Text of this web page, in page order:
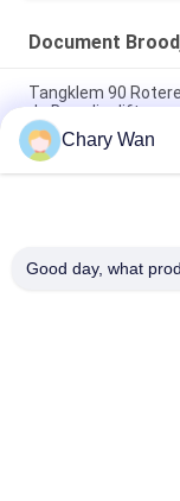
Document
Tangklem 90
de Broodjeslift
1000mm 1 de
van het
Gemotoriseerde
Chary Wan
Good day, what